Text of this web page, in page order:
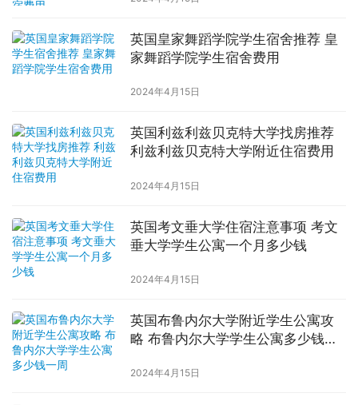
英国皇家舞蹈学院学生宿舍推荐 皇
家舞蹈学院学生宿舍费用
2024年4月15日
英国利兹利兹贝克特大学找房推荐
利兹利兹贝克特大学附近住宿费用
2024年4月15日
英国考文垂大学住宿注意事项 考文
垂大学学生公寓一个月多少钱
2024年4月15日
英国布鲁内尔大学附近学生公寓攻
略 布鲁内尔大学学生公寓多少钱一
2024年4月15日